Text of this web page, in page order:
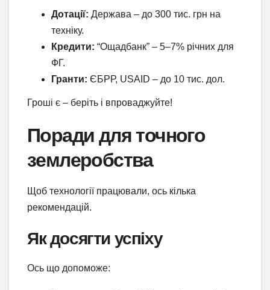
Дотації: Держава – до 300 тис. грн на
техніку.
Кредити: “Ощадбанк” – 5–7% річних для
ФГ.
Гранти: ЄБРР, USAID – до 10 тис. дол.
Гроші є – беріть і впроваджуйте!
Поради для точного
землеробства
Щоб технології працювали, ось кілька
рекомендацій.
Як досягти успіху
Ось що допоможе: